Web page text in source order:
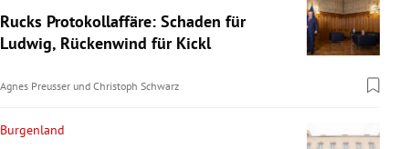
Rucks Protokollaffäre: Schaden für
Ludwig, Rückenwind für Kickl
Agnes Preusser und Christoph Schwarz
Burgenland